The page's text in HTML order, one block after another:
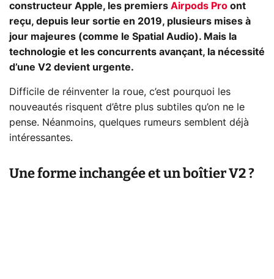
constructeur Apple, les premiers Airpods Pro ont
reçu, depuis leur sortie en 2019, plusieurs mises à
jour majeures (comme le Spatial Audio). Mais la
technologie et les concurrents avançant, la nécessité
d’une V2 devient urgente.
Difficile de réinventer la roue, c’est pourquoi les
nouveautés risquent d’être plus subtiles qu’on ne le
pense. Néanmoins, quelques rumeurs semblent déjà
intéressantes.
Une forme inchangée et un boîtier V2 ?